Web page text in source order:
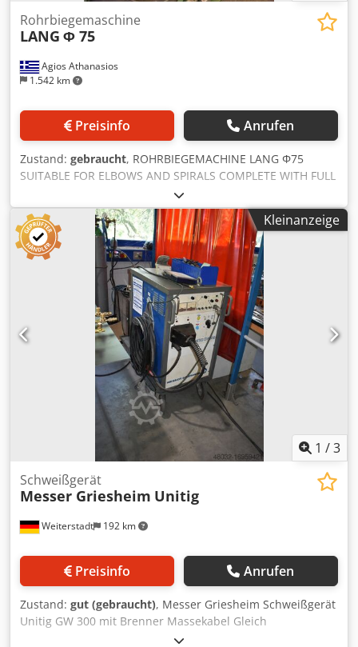
Agios Athanasios
1.542 km
Rohrbiegemaschine
LANG Φ 75
Preisinfo Anrufen
Zustand: gebraucht, ROHRBIEGEMACHINE LANG Φ75
SUITABLE FOR ELBOWS AND SPIRALS COMPLETE WITH FULL
SET OF MOULDS Dcedpfx Acow Dbb Dshjk IN EXCELLENT
CONDITION
Kleinanzeige
1 /3
Weiterstadt 192 km
Schweißgerät
Messer Griesheim Unitig
Preisinfo Anrufen
Zustand: gut (gebraucht), Messer Griesheim Schweißgerät
Unitig GW 300 mit Brenner Massekabel Gleich
Wechselstrom Dedpfx Acsugv S Sshsck